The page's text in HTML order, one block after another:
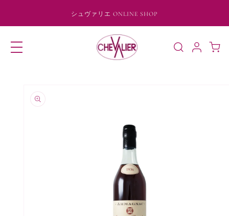
シュヴァリエ ONLINE SHOP
ロ
グ
イ
ー
報にス
キップ